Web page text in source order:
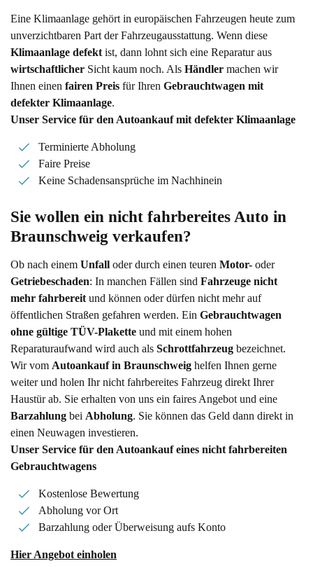
Eine Klimaanlage gehört in europäischen Fahrzeugen heute zum
unverzichtbaren Part der Fahrzeugausstattung. Wenn diese
Klimaanlage defekt ist, dann lohnt sich eine Reparatur aus
wirtschaftlicher Sicht kaum noch. Als Händler machen wir
Ihnen einen fairen Preis für Ihren Gebrauchtwagen mit
defekter Klimaanlage.
Unser Service für den Autoankauf mit defekter Klimaanlage
Terminierte Abholung
Faire Preise
Keine Schadensansprüche im Nachhinein
Sie wollen ein nicht fahrbereites Auto in
Braunschweig verkaufen?
Ob nach einem Unfall oder durch einen teuren Motor- oder
Getriebeschaden: In manchen Fällen sind Fahrzeuge nicht
mehr fahrbereit und können oder dürfen nicht mehr auf
öffentlichen Straßen gefahren werden. Ein Gebrauchtwagen
ohne gültige TÜV-Plakette und mit einem hohen
Reparaturaufwand wird auch als Schrottfahrzeug bezeichnet.
Wir vom Autoankauf in Braunschweig helfen Ihnen gerne
weiter und holen Ihr nicht fahrbereites Fahrzeug direkt Ihrer
Haustür ab. Sie erhalten von uns ein faires Angebot und eine
Barzahlung bei Abholung. Sie können das Geld dann direkt in
einen Neuwagen investieren.
Unser Service für den Autoankauf eines nicht fahrbereiten
Gebrauchtwagens
Kostenlose Bewertung
Abholung vor Ort
Barzahlung oder Überweisung aufs Konto
Hier Angebot einholen